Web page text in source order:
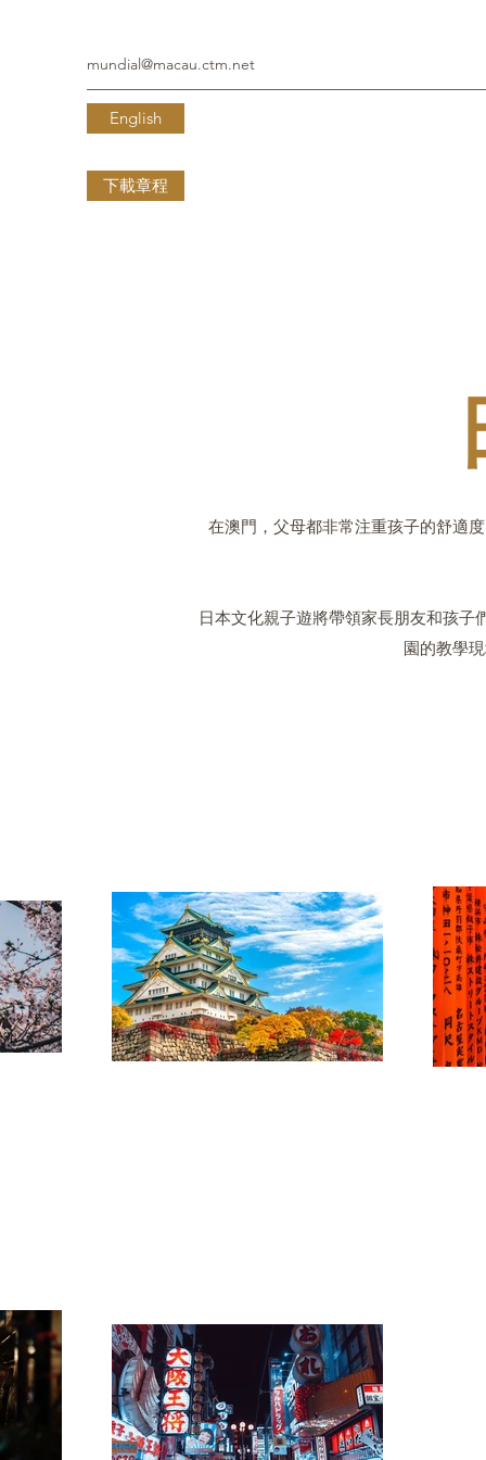
mundial@macau.ctm.net
English
下載章程
在澳門，父母都非常注重孩子的舒適
日本文化親子遊將帶領家長朋友和孩
園的教學